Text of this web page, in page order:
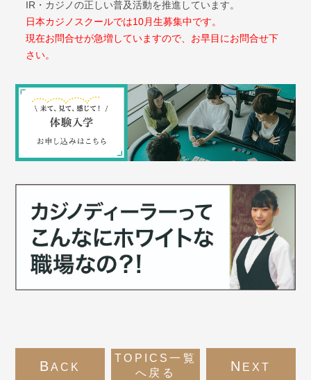
IR・カジノの正しい普及活動を推進しています。
日本カジノスクールでは10月生募集中です。
現在お問合せが急増していますので、お早目にお問合せ下
さい。
BACK
TOPICS一覧
へ戻る
N EXT